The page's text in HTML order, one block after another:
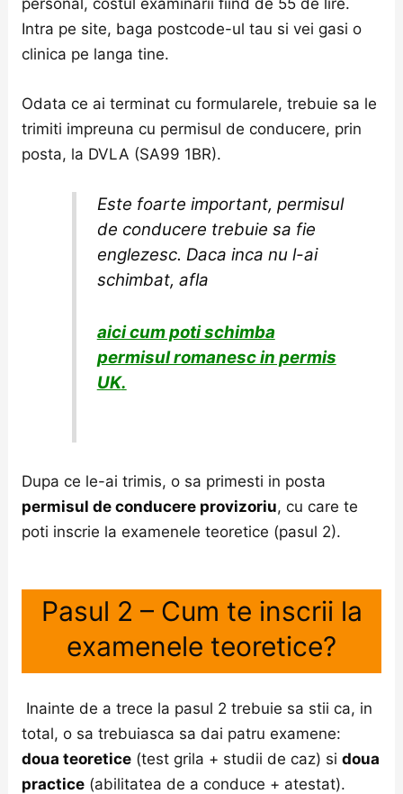
Intra pe site, baga postcode-ul tau si vei gasi o
clinica pe langa tine.
Odata ce ai terminat cu formularele, trebuie sa le
trimiti impreuna cu permisul de conducere, prin
posta, la DVLA (SA99 1BR).
Este foarte important, permisul
de conducere trebuie sa fie
englezesc. Daca inca nu l-ai
schimbat, afla
aici cum poti schimba
permisul romanesc in permis
UK.
Dupa ce le-ai trimis, o sa primesti in posta
permisul de conducere provizoriu, cu care te
poti inscrie la examenele teoretice (pasul 2).
Pasul 2 – Cum te inscrii la
examenele teoretice?
Inainte de a trece la pasul 2 trebuie sa stii ca, in
total, o sa trebuiasca sa dai patru examene:
doua teoretice (test grila + studii de caz) sidoua
practice (abilitatea de a conduce + atestat).